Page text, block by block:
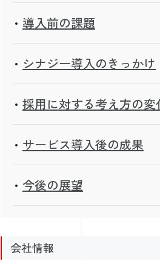
導入前の課題
シナジー導入のきっかけ
採用に対する考え方の変
サービス導入後の成果
今後の展望
会社情報